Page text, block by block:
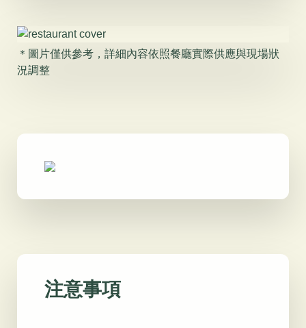
＊圖片僅供參考，詳細內容依照餐廳實際供應與現場狀
況調整
注意事項